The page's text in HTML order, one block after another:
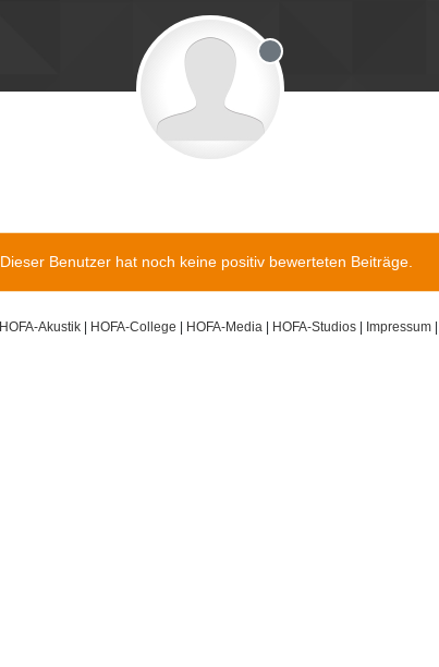
Offline
Dieser Benutzer hat noch keine positiv bewerteten Beiträge.
HOFA-Akustik| HOFA-College HOFA-Media HOFA-Studios| Impressum|